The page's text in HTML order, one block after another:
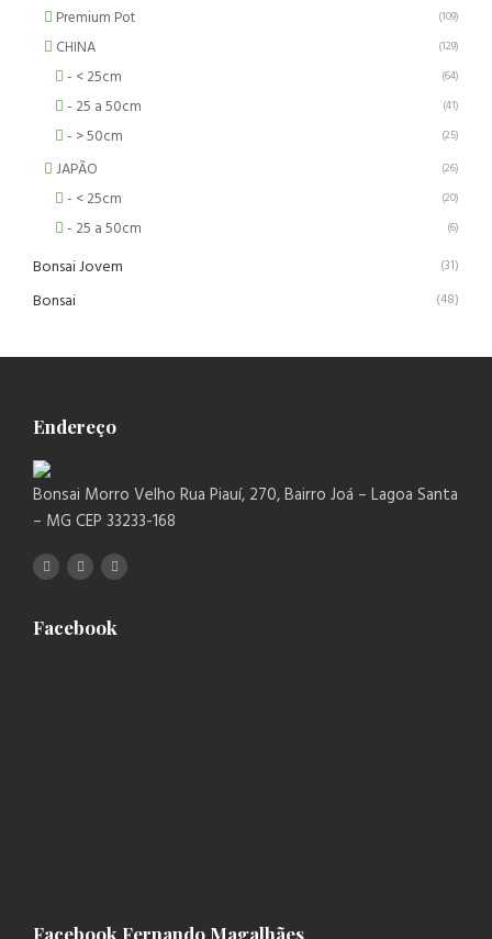
Premium Pot (109)
CHINA (129)
- < 25cm (64)
- 25 a 50cm (41)
- > 50cm (25)
JAPÃO (26)
- < 25cm (20)
- 25 a 50cm (6)
Bonsai Jovem (31)
Bonsai (48)
Endereço
Bonsai Morro Velho Rua Piauí, 270, Bairro Joá – Lagoa Santa
– MG CEP 33233-168
Facebook
Facebook Fernando Magalhães